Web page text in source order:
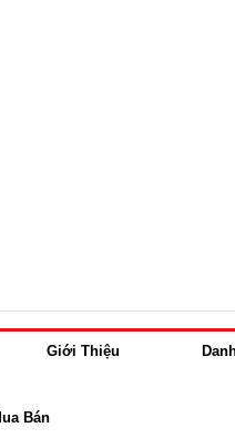
Giới Thiệu
Bán